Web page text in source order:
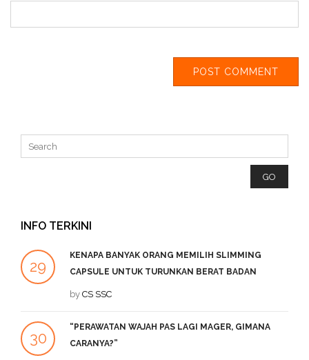
INFO TERKINI
29
KENAPA BANYAK ORANG MEMILIH SLIMMING
CAPSULE UNTUK TURUNKAN BERAT BADAN
by CS SSC
30
“PERAWATAN WAJAH PAS LAGI MAGER, GIMANA
CARANYA?”